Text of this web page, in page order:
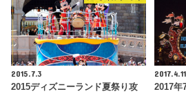
2015.7.3
2015ディズニーランド夏祭り攻
2017.4.11
2017年